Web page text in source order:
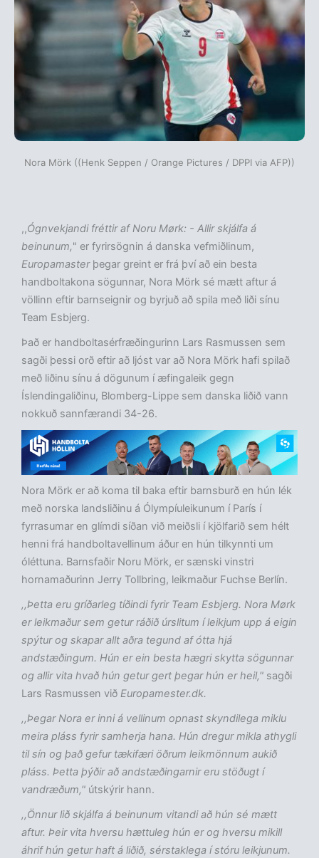
Nora Mörk ((Henk Seppen / Orange Pictures / DPPI via AFP))
,,Ógnvekjandi fréttir af Noru Mørk: - Allir skjálfa á
beinunum," er fyrirsögnin á danska vefmiðlinum,
Europamasterþegar greint er frá því að ein besta
handboltakona sögunnar, Nora Mörk sé mætt aftur á
völlinn eftir barnseignir og byrjuð að spila með liði sínu
Team Esbjerg.
Það er handboltasérfræðingurinn Lars Rasmussen sem
sagði þessi orð eftir að ljóst var að Nora Mörk hafi spilað
með liðinu sínu á dögunum í æfingaleik gegn
Íslendingaliðinu, Blomberg-Lippe sem danska liðið vann
nokkuð sannfærandi 34-26.
Nora Mörk er að koma til baka eftir barnsburð en hún lék
með norska landsliðinu á Ólympíuleikunum í París í
fyrrasumar en glímdi síðan við meiðsli í kjölfarið sem hélt
henni frá handboltavellinum áður en hún tilkynnti um
óléttuna. Barnsfaðir Noru Mörk, er sænski vinstri
hornamaðurinn Jerry Tollbring, leikmaður Fuchse Berlín.
,,Þetta eru gríðarleg tíðindi fyrir Team Esbjerg. Nora Mørk
er leikmaður sem getur ráðið úrslitum í leikjum upp á eigin
spýtur og skapar allt aðra tegund af ótta hjá
andstæðingum. Hún er ein besta hægri skytta sögunnar
og allir vita hvað hún getur gert þegar hún er heil," sagði
Lars Rasmussen við Europamester.dk.
,,Þegar Nora er inni á vellinum opnast skyndilega miklu
meira pláss fyrir samherja hana. Hún dregur mikla athygli
til sín og það gefur tækifæri öðrum leikmönnum aukið
pláss. Þetta þýðir að andstæðingarnir eru stöðugt í
vandræðum," útskýrir hann.
,,Önnur lið skjálfa á beinunum vitandi að hún sé mætt
aftur. Þeir vita hversu hættuleg hún er og hversu mikill
áhrif hún getur haft á liðið, sérstaklega í stóru leikjunum.